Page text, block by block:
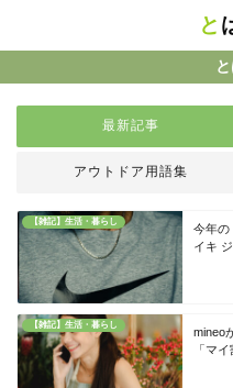
と
最新記事
アウトドア用語集
【雑記】生活・暮らし
今年の
イキ
【雑記】生活・暮らし
mineo
「マ